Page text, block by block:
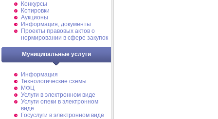
Конкурсы
Котировки
Аукционы
Информация, документы
Проекты правовых актов о
нормировании в сфере закупок
Муниципальные услуги
Информация
Технологические схемы
МФЦ
Услуги в электронном виде
Услуги опеки в электронном
виде
Госуслуги в электронном виде